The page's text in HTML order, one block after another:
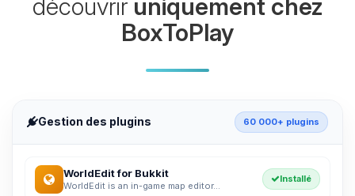
découvrir uniquement chez
BoxToPlay
Gestion des plugins 60 000+ plugins
WorldEdit for Bukkit
WorldEdit is an in-game map editor...
Installé